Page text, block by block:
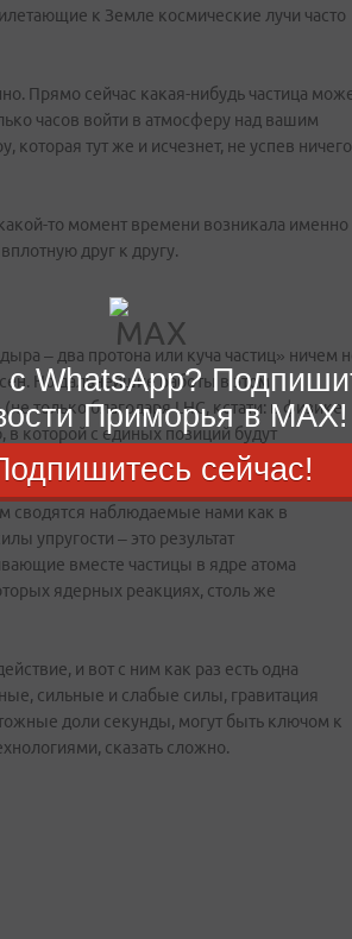
к Земле космические лучи часто
Прямо сейчас какая-нибудь частица
часов войти в атмосферу над вашим
тут же и исчезнет, не успев ничего
то момент времени возникала именно
друг к другу.
– два протона или куча частиц» ничем
Но дальнейшие работы в этом
только благодаря LHC, кстати: в физике
которой с единых позиций будут
сводятся наблюдаемые нами как в
упругости – это результат
вместе частицы в ядре атома
ядерных реакциях, столь же
и вот с ним как раз есть одна
сильные и слабые силы, гравитация
доли секунды, могут быть ключом к
сказать сложно.
WhatsApp?
Приморья в MAX!
сейчас!